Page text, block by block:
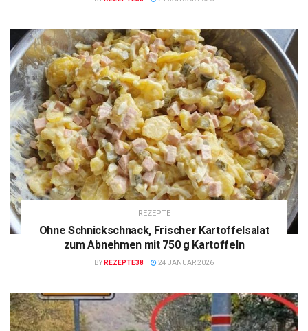
REZEPTE
Ohne Schnickschnack, Frischer Kartoffelsalat
zum Abnehmen mit 750 g Kartoffeln
BY REZEPTE38 24 JANUAR 2026